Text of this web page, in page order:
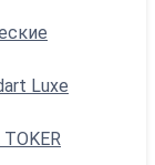
Luxe